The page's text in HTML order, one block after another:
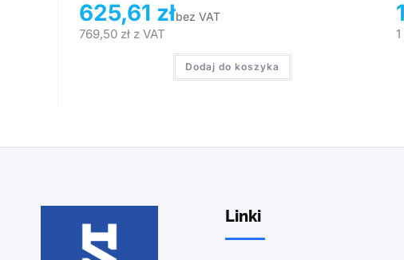
625,61 złbez VAT
769,50 zł z VAT
Dodaj do koszyka
Linki